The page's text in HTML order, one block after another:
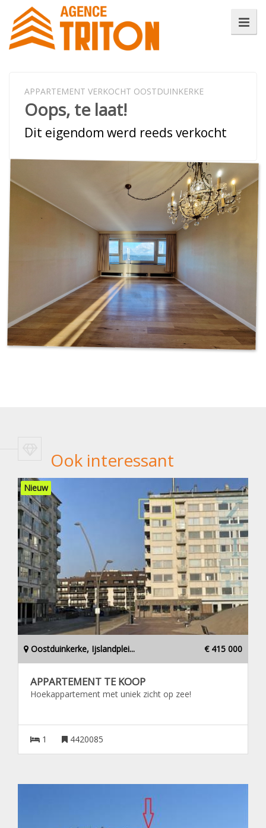
APPARTEMENT VERKOCHT OOSTDUINKERKE
Oops, te laat!
Dit eigendom werd reeds verkocht
Ook interessant
Nieuw
Oostduinkerke, Ijslandplei... € 415 000
APPARTEMENT TE KOOP
Hoekappartement met uniek zicht op zee!
1 4420085